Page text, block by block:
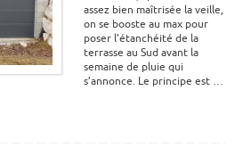
assez bien maîtrisée la veille,
on se booste au max pour
poser l’étanchéité de la
terrasse au Sud avant la
semaine de pluie qui
s’annonce. Le principe est …